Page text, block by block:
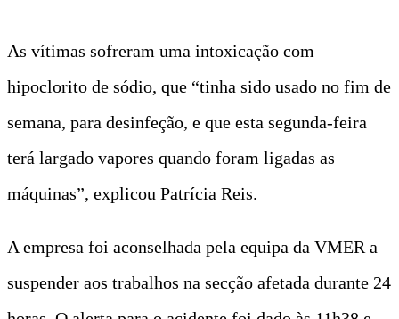
As vítimas sofreram uma intoxicação com
hipoclorito de sódio, que “tinha sido usado no fim de
semana, para desinfeção, e que esta segunda-feira
terá largado vapores quando foram ligadas as
máquinas”, explicou Patrícia Reis.
A empresa foi aconselhada pela equipa da VMER a
suspender aos trabalhos na secção afetada durante 24